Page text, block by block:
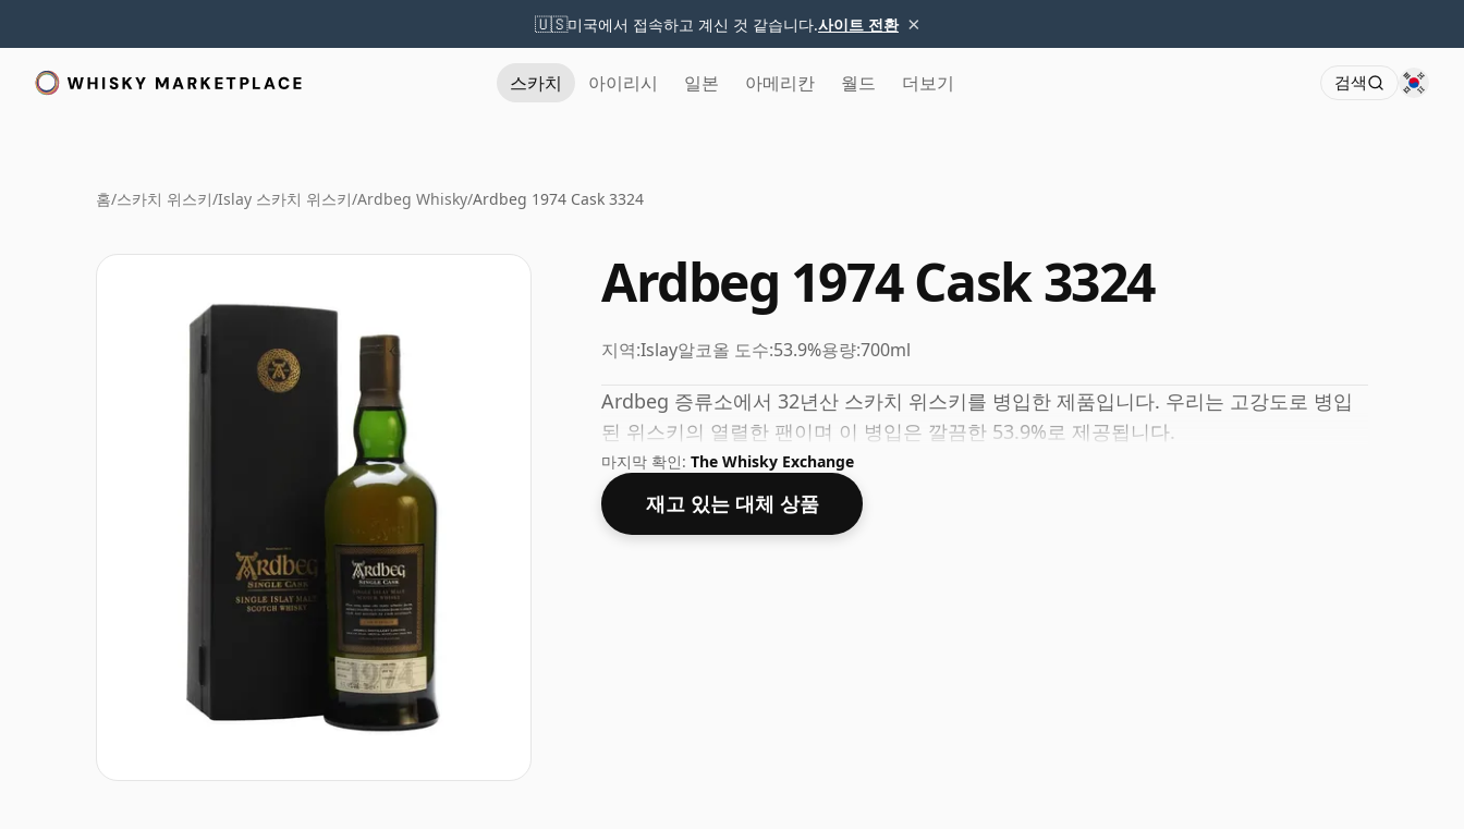
🇺🇸미국에서 접속하고 계신 것 같습니다.사이트 전환 ×
스카치 아이리시 일본 아메리칸 월드 더보기 검색
홈/스카치 위스키/Islay 스카치 위스키/Ardbeg Whisky/Ardbeg 1974 Cask 3324
Ardbeg 1974 Cask 3324
지역:Islay알코올 도수:53.9%용량:700ml
Ardbeg 증류소에서 32년산 스카치 위스키를 병입한 제품입니다. 우리는 고강도로 병입
된 위스키의 열렬한 팬이며 이 병입은 깔끔한 53.9%로 제공됩니다.
마지막 확인: The Whisky Exchange
재고 있는 대체 상품